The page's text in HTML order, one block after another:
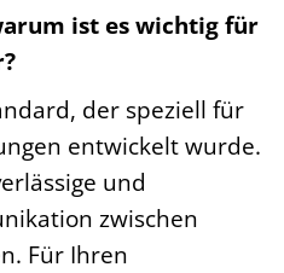
ist es wichtig für
der speziell für
entwickelt wurde.
und
zwischen
Für Ihren